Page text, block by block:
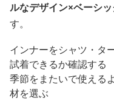
ルなデザイン×ベーシ
す。
インナーをシャツ・タ
試着できるか確認する
季節をまたいで使える
材を選ぶ